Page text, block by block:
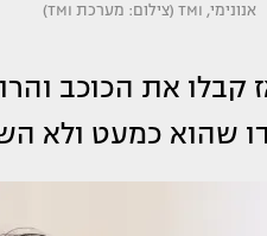
אנונימי, TMI (צילום: מערכת TMI)
קבלו את הכוכב
שהוא כמעט ולא